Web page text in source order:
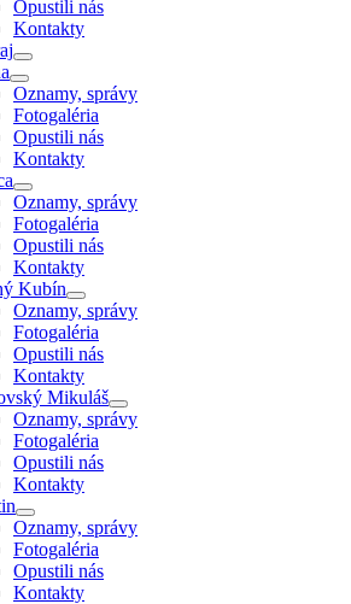
Opustili nás
Kontakty
Oznamy, správy
Fotogaléria
Opustili nás
Kontakty
Oznamy, správy
Fotogaléria
Opustili nás
Kontakty
Kubín
Oznamy, správy
Fotogaléria
Opustili nás
Kontakty
Mikuláš
Oznamy, správy
Fotogaléria
Opustili nás
Kontakty
Oznamy, správy
Fotogaléria
Opustili nás
Kontakty